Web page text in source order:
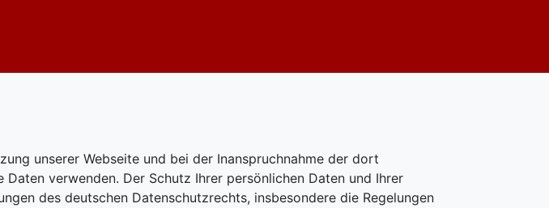
unserer Webseite und bei der Inanspruchnahme der dort
verwenden. Der Schutz Ihrer persönlichen Daten und Ihrer
des deutschen Datenschutzrechts, insbesondere die Regelungen